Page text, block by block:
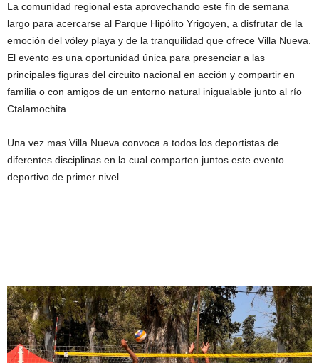
La comunidad regional esta aprovechando este fin de semana
largo para acercarse al Parque Hipólito Yrigoyen, a disfrutar de la
emoción del vóley playa y de la tranquilidad que ofrece Villa Nueva.
El evento es una oportunidad única para presenciar a las
principales figuras del circuito nacional en acción y compartir en
familia o con amigos de un entorno natural inigualable junto al río
Ctalamochita.
Una vez mas Villa Nueva convoca a todos los deportistas de
diferentes disciplinas en la cual comparten juntos este evento
deportivo de primer nivel.